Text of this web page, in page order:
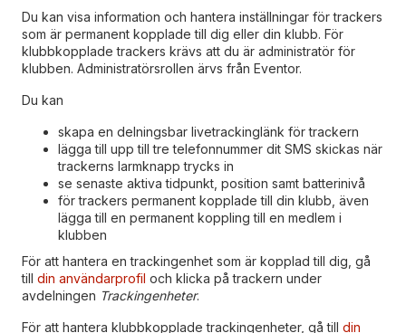
Du kan visa information och hantera inställningar för trackers
som är permanent kopplade till dig eller din klubb. För
klubbkopplade trackers krävs att du är administratör för
klubben. Administratörsrollen ärvs från Eventor.
Du kan
skapa en delningsbar livetrackinglänk för trackern
lägga till upp till tre telefonnummer dit SMS skickas när
trackerns larmknapp trycks in
se senaste aktiva tidpunkt, position samt batterinivå
för trackers permanent kopplade till din klubb, även
lägga till en permanent koppling till en medlem i
klubben
För att hantera en trackingenhet som är kopplad till dig, gå
till din användarprofil och klicka på trackern under
avdelningen Trackingenheter.
För att hantera klubbkopplade trackingenheter, gå till din